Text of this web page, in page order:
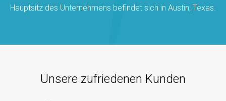
Hauptsitz des Unternehmens befindet sich in Austin, Texas.
Unsere zufriedenen Kunden